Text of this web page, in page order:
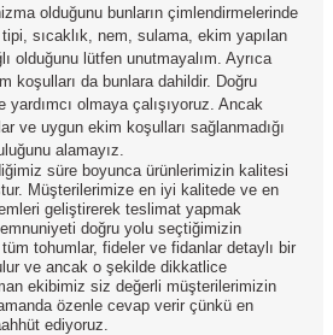
olduğunu bunların çimlendirmelerinde
sıcaklık, nem, sulama, ekim yapılan
olduğunu lütfen unutmayalım. Ayrıca
koşulları da bunlara dahildir. Doğru
olmaya çalışıyoruz. Ancak
ve uygun ekim koşulları sağlanmadığı
alamayız.
süre boyunca ürünlerimizin kalitesi
Müşterilerimize en iyi kalitede ve en
geliştirerek teslimat yapmak
doğru yolu seçtiğimizin
tüm tohumlar, fideler ve fidanlar detaylı bir
ve ancak o şekilde dikkatlice
ekibimiz siz değerli müşterilerimizin
özenle cevap verir çünkü en
ediyoruz.